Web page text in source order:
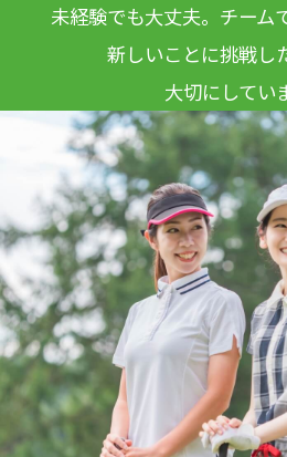
未経験でも大丈夫。チーム
新しいことに挑戦し
大切にしてい